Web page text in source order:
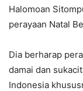
Halomoan
perayaan Natal
Dia berharap
damai dan
Indonesia